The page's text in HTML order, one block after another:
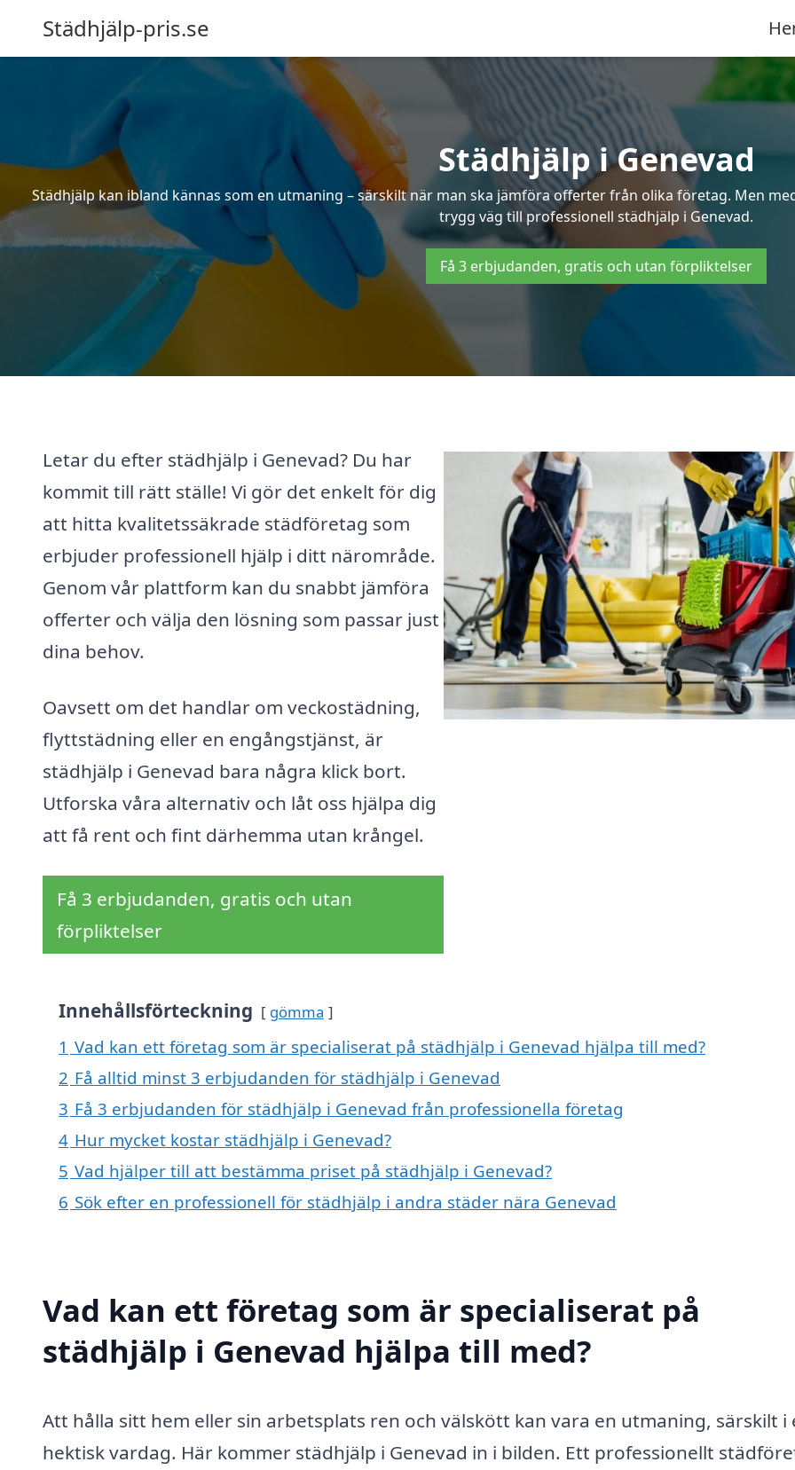
Städhjälp-pris.se
Städhjälp i Genevad
Städhjälp kan ibland kännas som en utmaning – särskilt när man ska jämföra offerter från olika företag. Men
trygg väg till professionell städhjälp i Genevad.
Få 3 erbjudanden, gratis och utan förpliktelser
Letar du efter städhjälp i Genevad? Du har
kommit till rätt ställe! Vi gör det enkelt för dig
att hitta kvalitetssäkrade städföretag som
erbjuder professionell hjälp i ditt närområde.
Genom vår plattform kan du snabbt jämföra
offerter och välja den lösning som passar just
dina behov.
Oavsett om det handlar om veckostädning,
flyttstädning eller en engångstjänst, är
städhjälp i Genevad bara några klick bort.
Utforska våra alternativ och låt oss hjälpa dig
att få rent och fint därhemma utan krångel.
Få 3 erbjudanden, gratis och utan
förpliktelser
Innehållsförteckning gömma
1 Vad kan ett företag som är specialiserat på städhjälp i Genevad hjälpa till med?
2 Få alltid minst 3 erbjudanden för städhjälp i Genevad
3 Få 3 erbjudanden för städhjälp i Genevad från professionella företag
4 Hur mycket kostar städhjälp i Genevad?
5 Vad hjälper till att bestämma priset på städhjälp i Genevad?
6 Sök efter en professionell för städhjälp i andra städer nära Genevad
Vad kan ett företag som är specialiserat på
städhjälp i Genevad hjälpa till med?
Att hålla sitt hem eller sin arbetsplats ren och välskött kan vara en utmaning, särskilt i
hektisk vardag. Här kommer städhjälp i Genevad in i bilden. Ett professionellt